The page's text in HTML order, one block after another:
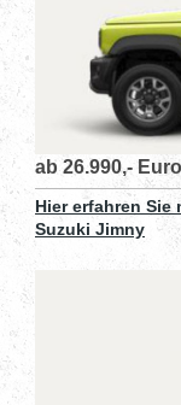
ab 26.990,- Euro
Hier erfahren Sie
Suzuki Jimny